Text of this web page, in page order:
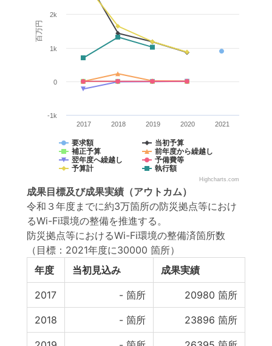
百万円
要求額
当初予算
補正予算
前年度から繰越し
翌年度へ繰越し
予備費等
予算計
執行額
2017 2018 2019 2020 2021
-1k
0
1k
2k
Highcharts.com
成果目標及び成果実績 （アウトカム）
令和３年度までに約3万箇所の防災拠点等におけ
るWi-Fi環境の整備を推進する。
防災拠点等におけるWi-Fi環境の整備済箇所数
（目標：2021年度に30000 箇所）
年度
当初見込み 成果実績
2017 - 箇所 20980 箇所
2018 - 箇所 23896 箇所